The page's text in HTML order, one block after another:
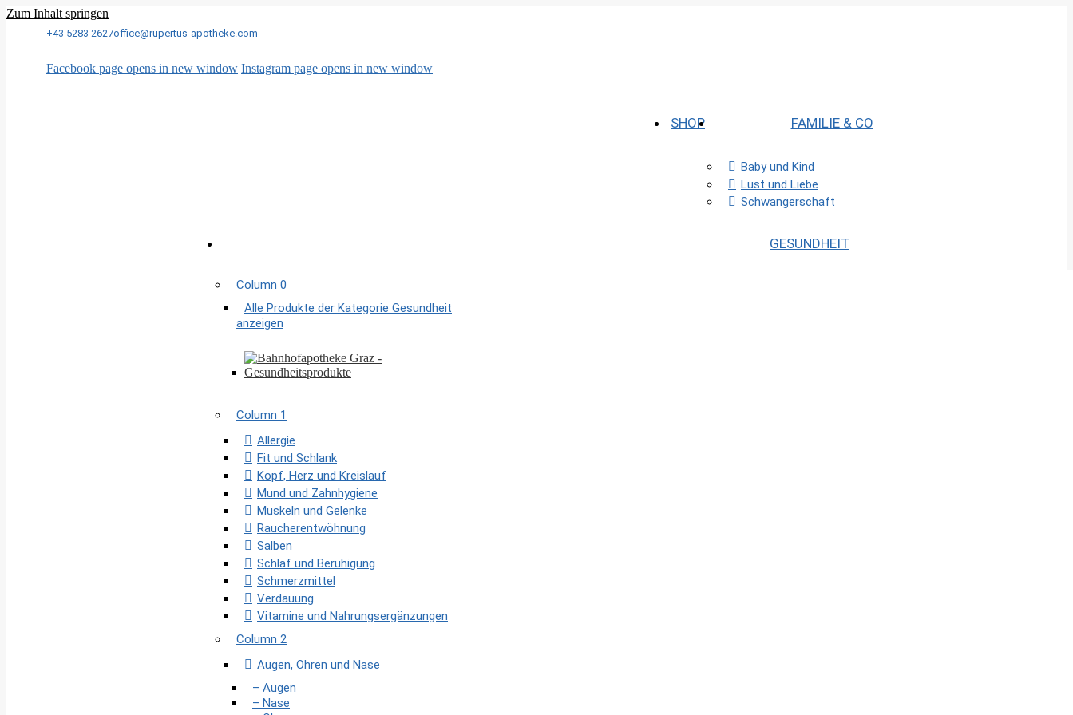
Zum Inhalt springen
+43 5283 2627office@rupertus-apotheke.com
Facebook page opens in new window Instagram page opens in new window
SHOP FAMILIE & CO
Baby und Kind
Lust und Liebe
Schwangerschaft
GESUNDHEIT
Column 0
Alle Produkte der Kategorie Gesundheit
anzeigen
Column 1
Allergie
Fit und Schlank
Kopf, Herz und Kreislauf
Mund und Zahnhygiene
Muskeln und Gelenke
Raucherentwöhnung
Salben
Schlaf und Beruhigung
Schmerzmittel
Verdauung
Vitamine und Nahrungsergänzungen
Column 2
Augen, Ohren und Nase
– Augen
– Nase